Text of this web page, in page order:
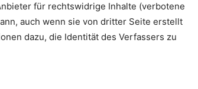
für rechtswidrige Inhalte (verbotene
auch wenn sie von dritter Seite erstellt
dazu, die Identität des Verfassers zu